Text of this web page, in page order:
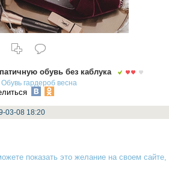
обувь без каблука
Обувь гардероб весна
03-08 18:20
показать это желание на своем